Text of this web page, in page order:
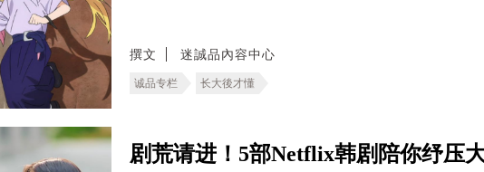
撰文 迷誠品內容中心
诚品专栏 长大後才懂
剧荒请进！5部Netflix韩剧陪你纾压